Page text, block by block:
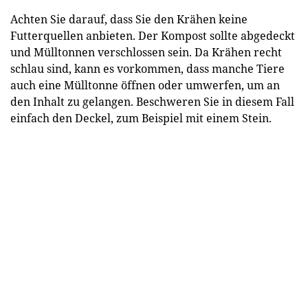
Achten Sie darauf, dass Sie den Krähen keine
Futterquellen anbieten. Der Kompost sollte abgedeckt
und Mülltonnen verschlossen sein. Da Krähen recht
schlau sind, kann es vorkommen, dass manche Tiere
auch eine Mülltonne öffnen oder umwerfen, um an
den Inhalt zu gelangen. Beschweren Sie in diesem Fall
einfach den Deckel, zum Beispiel mit einem Stein.